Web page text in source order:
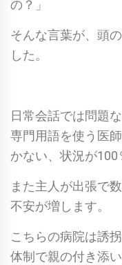
の？」
そんな言葉が、頭
した。
日常会話では問題
専門用語を使う医
かない、状況が100
また主人が出張で
不安が増します。
こちらの病院は誘
体制で親の付き添